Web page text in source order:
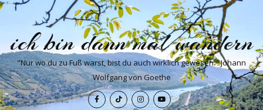
ich bin dann mal wandern
"Nur wo du zu Fuß warst, bist du auch wirklich gewesen." Johann
Wolfgang von Goethe